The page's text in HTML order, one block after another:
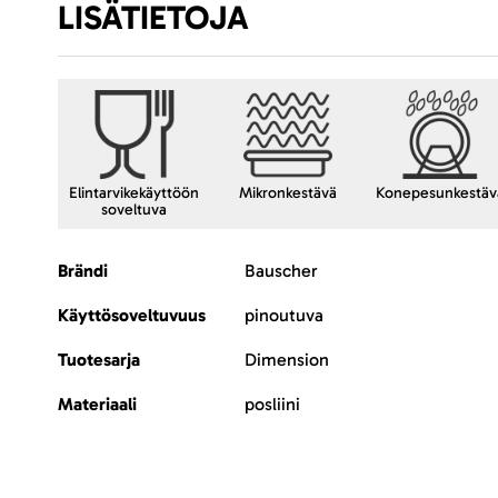
LISÄTIETOJA
Elintarvikekäyttöön
soveltuva
Mikronkestävä
Lisätietoja
Brändi Bauscher
Käyttösoveltuvuus pinoutuva
Tuotesarja Dimension
Materiaali posliini